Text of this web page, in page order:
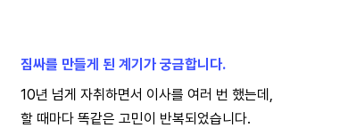
짐싸를 만들게 된 계기가 궁금합니다.
10년 넘게 자취하면서 이사를 여러 번 했는데,
할 때마다 똑같은 고민이 반복되었습니다.